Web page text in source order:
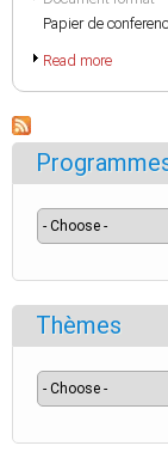
Papier de
Read more
Thèmes